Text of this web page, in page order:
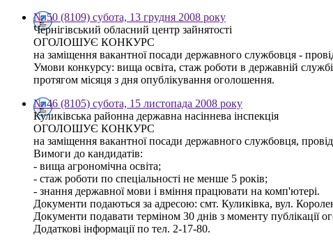
№ 50 (8109) субота, 13 грудня 2008 року
Чернігівський обласний центр зайнятості
ОГОЛОШУЄ КОНКУРС
на заміщення вакантної посади державного службовця -
Умови конкурсу: вища освіта, стаж роботи в державній
протягом місяця з дня опублікування оголошення.
№ 46 (8105) субота, 15 листопада 2008 року
Куликівська районна державна насіннева інспекція
ОГОЛОШУЄ КОНКУРС
на заміщення вакантної посади державного службовця,
Вимоги до кандидатів:
- вища агрономічна освіта;
- стаж роботи по спеціальності не менше 5 років;
- знання державної мови і вміння працювати на комп'ютері.
Документи подаються за адресою: смт. Куликівка, вул.
Документи подавати терміном 30 днів з моменту публікації
Додаткові інформації по тел. 2-17-80.